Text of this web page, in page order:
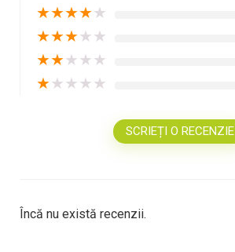
★★★★★
★★★★★
★★★★★
★★★★★
SCRIEȚI O RECENZIE
Încă nu există recenzii.